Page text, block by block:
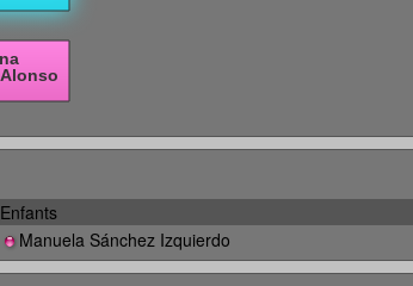
Enfants
Manuela Sánchez Izquierdo